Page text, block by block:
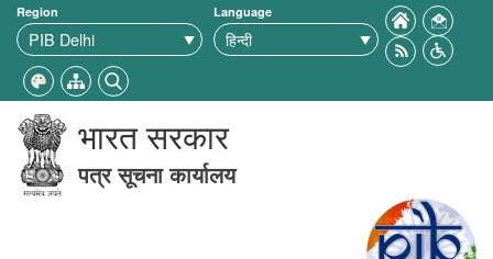
Region Language
भारत सरकार
पत्र सूचना कार्यालय